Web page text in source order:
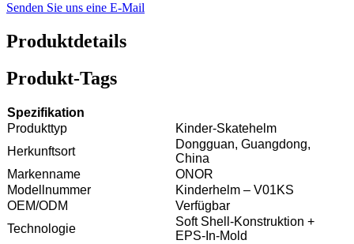
Senden Sie uns eine E-Mail
Produktdetails
Produkt-Tags
Spezifikation
Produkttyp
Kinder-Skatehelm
Herkunftsort
Dongguan, Guangdong,
China
Markenname
ONOR
Modellnummer
Kinderhelm – V01KS
OEM/ODM
Verfügbar
Technologie
Soft Shell-Konstruktion +
EPS-In-Mold